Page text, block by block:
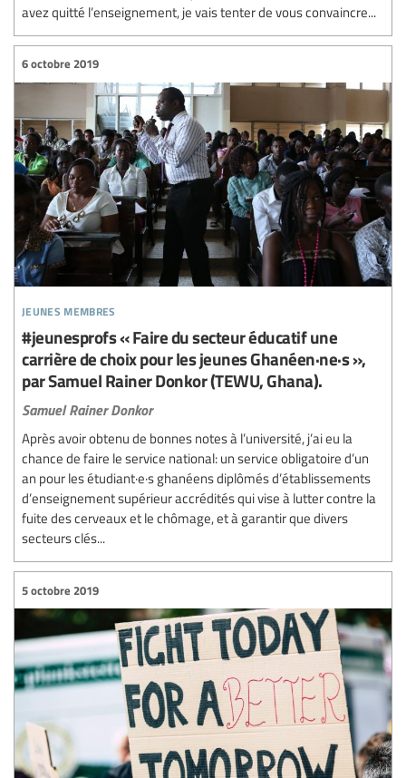
avez quitté l’enseignement, je vais tenter de vous convaincre...
jeunes membres
6 octobre 2019
#jeunesprofs « Faire du secteur éducatif une
carrière de choix pour les jeunes Ghanéen·ne·s »,
par Samuel Rainer Donkor (TEWU, Ghana).
Samuel Rainer Donkor
Après avoir obtenu de bonnes notes à l’université, j’ai eu la
chance de faire le service national: un service obligatoire d’un
an pour les étudiant·e·s ghanéens diplômés d’établissements
d’enseignement supérieur accrédités qui vise à lutter contre la
fuite des cerveaux et le chômage, et à garantir que divers
secteurs clés...
5 octobre 2019